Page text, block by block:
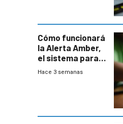
Cómo funcionará
la Alerta Amber,
el sistema para
la búsqueda
Hace 3 semanas